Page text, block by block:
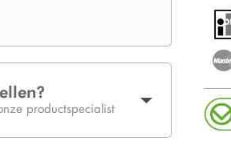
productspecialist